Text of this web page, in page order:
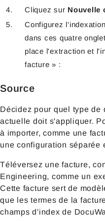
Cliquez sur Nouvelle
Configurez
dans ces quatre
place l'extraction et
facture » :
Source
Décidez pour quel type de
actuelle doit s'appliquer.
à importer, comme une
une configuration séparée
Téléversez une facture,
Engineering, comme un
Cette facture sert de
que les termes de la
champs d'index de